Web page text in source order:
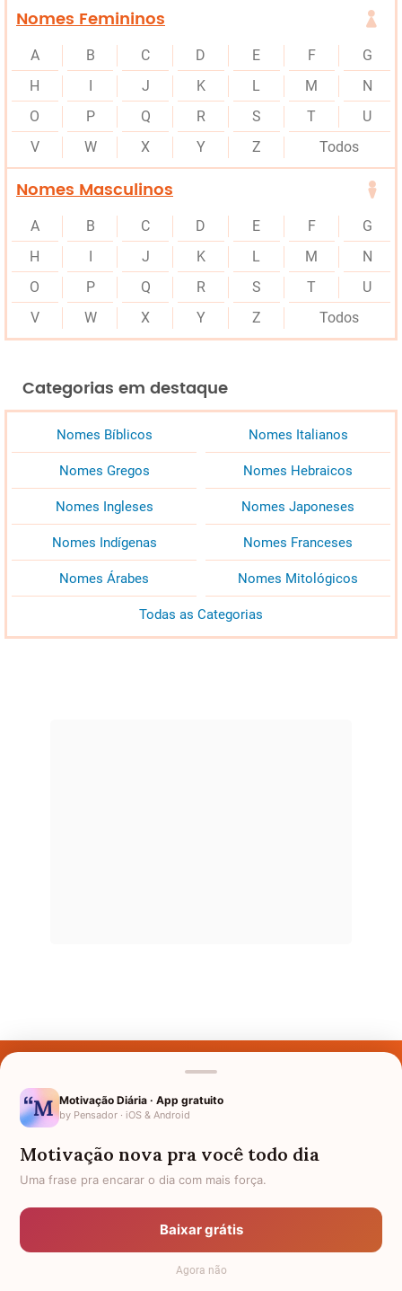
Nomes Femininos
A B C D E F
G
H
J K L M
N
O
P Q R S T
U
V
W X Y Z Todos
Nomes Masculinos
A B C D E F
G
H
J K L M
N
O
P Q R S T
U
V
W X Y Z Todos
Categorias em destaque
Nomes Bíblicos Nomes Italianos
Nomes Gregos Nomes Hebraicos
Nomes Ingleses Nomes Japoneses
Nomes Indígenas Nomes Franceses
Nomes Árabes Nomes Mitológicos
Todas as Categorias
Nomes pelo Mundo
Política de Privacidade
Anuncie
Termos de Uso
Motivação Diária · App gratuito
by Pensador · iOS & Android
Motivação nova pra você todo dia
Uma frase pra encarar o dia com mais força.
Baixar grátis
Agora não